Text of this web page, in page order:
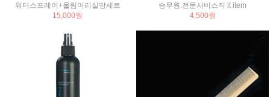
워터스프레이+올림머리실망세트
15,000원
승무원.전문서비스직 it item
4,500원